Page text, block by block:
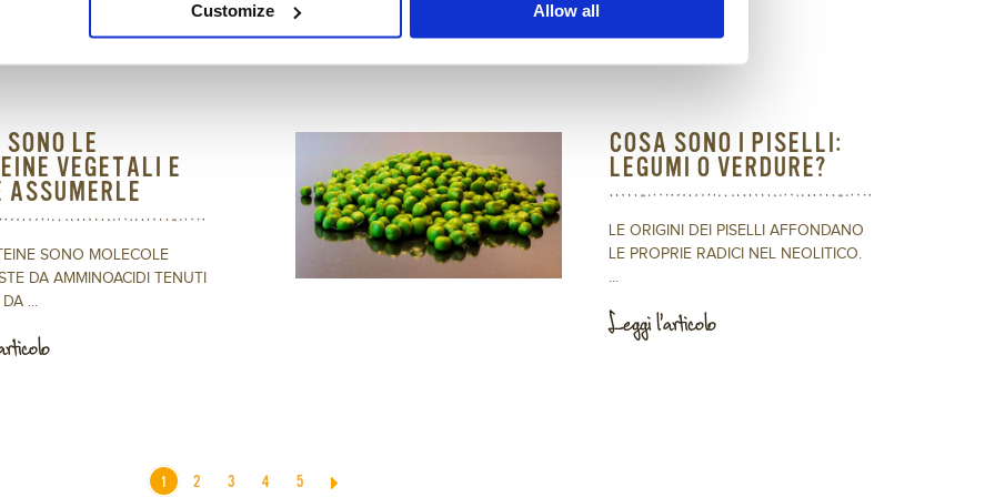
Customize Allow all
LE
VEGETALI E
ASSUMERLE
SONO MOLECOLE
DA AMMINOACIDI TENUTI
...
COSA SONO I PISELLI:
LEGUMI O VERDURE?
LE ORIGINI DEI PISELLI AFFONDANO
LE PROPRIE RADICI NEL NEOLITICO.
...
Leggi l'articolo
1 2 3 4 5